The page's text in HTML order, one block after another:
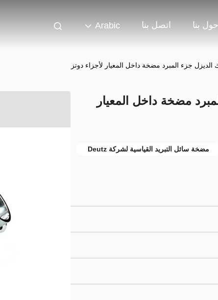
حول بنا اتصل بنا Arabic
جزء المبرد مضخة داخل المعيار لأجزاء دوتز
مضخة داخل المعيار
مضخة سائل التبريد القياسية لشركة Deutz